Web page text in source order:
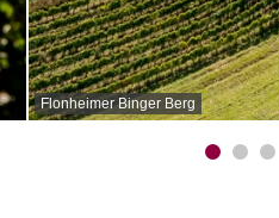
Flonheimer Binger Berg